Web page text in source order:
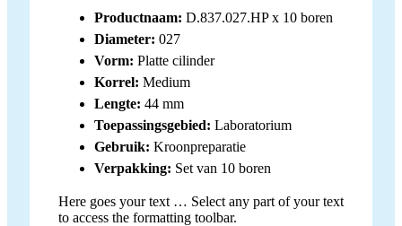
Productnaam: D.837.027.HP x 10 boren
Diameter: 027
Vorm: Platte cilinder
Korrel: Medium
Lengte: 44 mm
Toepassingsgebied: Laboratorium
Gebruik: Kroonpreparatie
Verpakking: Set van 10 boren
Here goes your text … Select any part of your text
to access the formatting toolbar.